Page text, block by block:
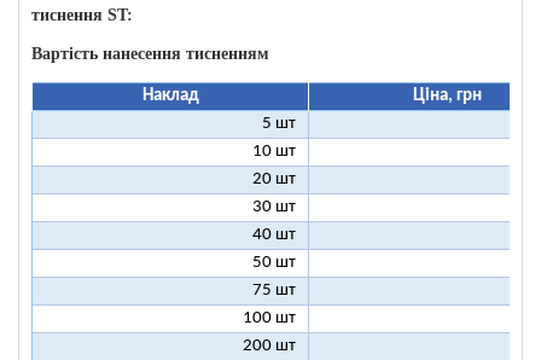
тиснення ST:
Вартість нанесення тисненням
Наклад
Ціна, грн
5 шт
10 шт
20 шт
30 шт
40 шт
50 шт
75 шт
100 шт
200 шт